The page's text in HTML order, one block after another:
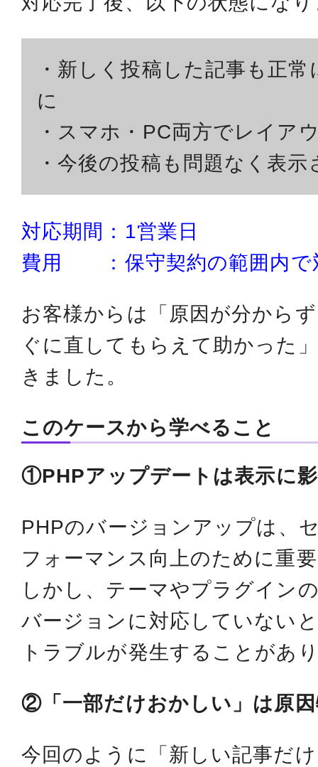
・新しく投稿した記事も正
に
・スマホ・PC両方でレイア
・今後の投稿も問題なく表
対応期間：1営業日
費用 ：保守契約の範囲内で
お客様からは「原因が分から
ぐに直してもらえて助かった
きました。
このケースから学べること
①PHPアップデートは表示に
PHPのバージョンアップは、
フォーマンス向上のために重
しかし、テーマやプラグイン
バージョンに対応していない
トラブルが発生することがあ
②「一部だけおかしい」は原
今回のように「新しい記事だ